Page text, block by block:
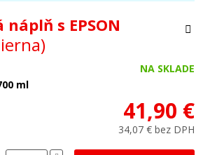
s EPSON
NA SKLADE
ml
41,90 €
34,07 € bez DPH